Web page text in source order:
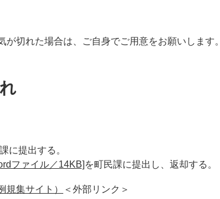
切れた場合は、ご自身でご用意をお願いします。
に提出する。
ファイル／14KB] を町民課に提出し、返却する。
規集サイト） ＜外部リンク＞